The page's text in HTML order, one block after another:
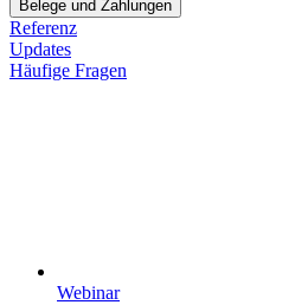
Belege und Zahlungen
Referenz
Updates
Häufige Fragen
Webinar